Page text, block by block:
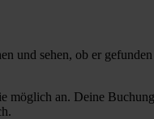
und sehen, ob er
möglich an. Deine